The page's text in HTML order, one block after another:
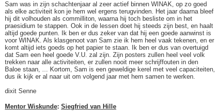
Sam was in zijn schachtenjaar al zeer actief binnen WINAK, op zo goed
als elke activiteit kon je hem wel ergens terugvinden. Het jaar daarna bleef
hij dit volhouden als commilliton, waarna hij toch besliste om in het
praesidium te stappen. Ook in de lessen doet hij steeds zijn best, en haalt
altijd goede punten. Ik ben er dus zeker van dat hij een goede aanwinst is
voor WINAK. Als klasgenoot van Sam zie ik hem heel vaak tekenen, en er
komt altijd iets goeds op het papier te staan. Ik ben er dus van overtuigd
dat Sam een heel goede V.U. zal zijn. Zijn posters zullen heel veel volk
trekken naar alle activiteiten, er zullen nooit meer schrijffouten in den
Baloe staan, ... Kortom, Sam is een geweldige kerel met veel capaciteiten,
dus ik kijk er al naar uit om volgend jaar met hem samen te werken.
dixit Senne
Mentor Wiskunde: Siegfried van Hille